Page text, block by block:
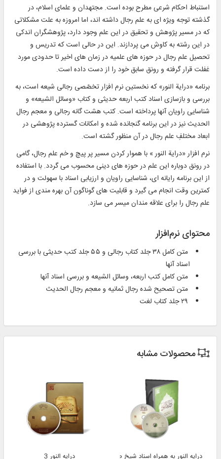
استنباط احکام شرعى مطرح بوده است. مجتهدان و علماى اسلام، در
گذشته توجه ویژه اى به علم رجال داشته اند، اما امروزه به علت مشکلاتى
که در مسیر پژوهش و تحقیق در این علم وجود دارد، پژوهشگران اندکى
در این رشته به کاوش مى پردازند. این در حالى است که تدریس و
تحصیل علم رجال در حوزه هاى علمیه در زمان هاى اخیر تا حدودى مورد
غفلت قرار گرفته و رونق سابق خود را از دست داده است.
برنامه «درایة النور» که نخستین نرم افزار تخصّصى رجالى شیعه است، به
بررسى و بازسازى اسناد کتب اربعه حدیثى و کتاب «وسائل الشیعه» و
شناسایى راویان آنها پرداخته است. کتب هشت گانه رجالى و معجم رجال
الحدیث نیز در این برنامه گنجانده شده و امکانات گسترده پژوهشى در
ابعاد مختلفِ علم رجال در آن منظور گشته است.
نرم افزار «درایة النور » با هموار کردن مسیر پر پیچ و خم علم رجال، گامى
در رونق دوباره این علم در حوزه هاى دینى محسوب مى گردد. با استفاده
از این برنامه رایانه اى، شناسایى راویان و ارزیابى اسناد با سهولت و در
کمترین وقت انجام مى گیرد و قابلیت هاى گوناگون آن بهره مندى از فواید
علم رجال را براى علاقه مندان میسر مى سازد.
محتوای نرم‌افزار
متن کامل ۳۸ جلد کتاب رجالى و ۵۵ جلد کتب حدیثى با بررسى
اسناد آنها
متن کامل کتب اربعه، وسائل الشیعه و بررسى اسناد آنها
متن تصحیح شده رجال ثمانیه و معجم رجال الحدیث
محصولات مشابه